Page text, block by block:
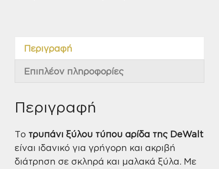
Περιγραφή
Επιπλέον πληροφορίες
Περιγραφή
Το τρυπάνι ξύλου τύπου αρίδα της DeWalt
είναι ιδανικό για γρήγορη και ακριβή
διάτρηση σε σκληρά και μαλακά ξύλα. Με